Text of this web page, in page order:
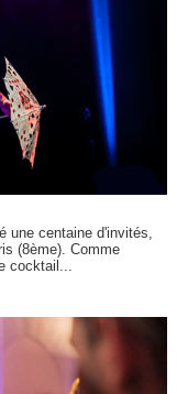
une centaine d'invités,
(8ème). Comme
cocktail...